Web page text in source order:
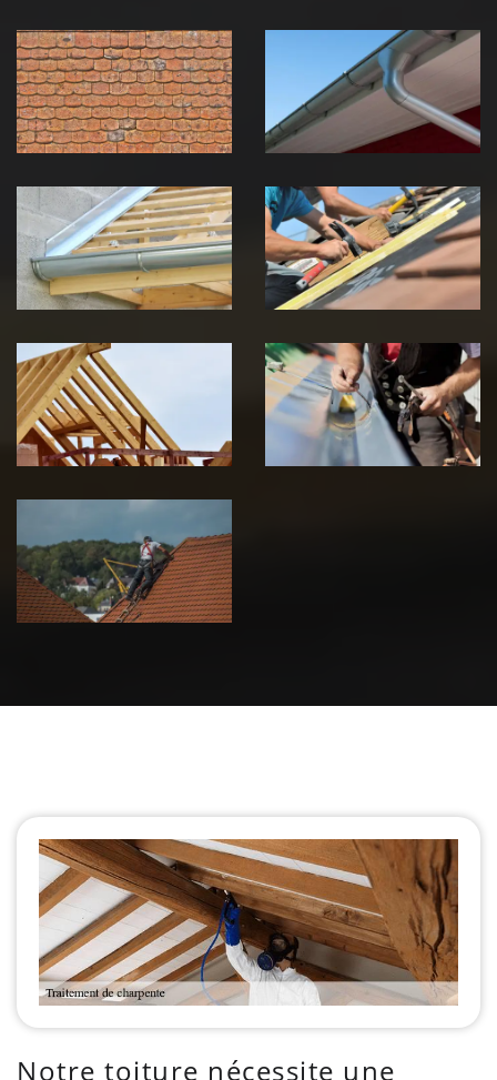
démoussage de
toiture 39
Jura
pose de
gouttière 39
Jura
Pose de
Chéneau 39
Jura
Réparation de
toiture 39
Jura
Traitement de
charpente 39
Jura
Travaux de
zinguerie 39
Jura
Urgence fuite
de toiture 39
Jura
Notre toiture nécessite une